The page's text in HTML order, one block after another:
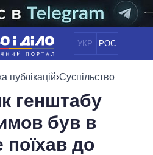
УКР РОС
ПОЛІТИКА
ЕКОНОМІКА
СУСПІЛЬСТВО
публікацій›Суспільство
генштабу
був в
поїхав до